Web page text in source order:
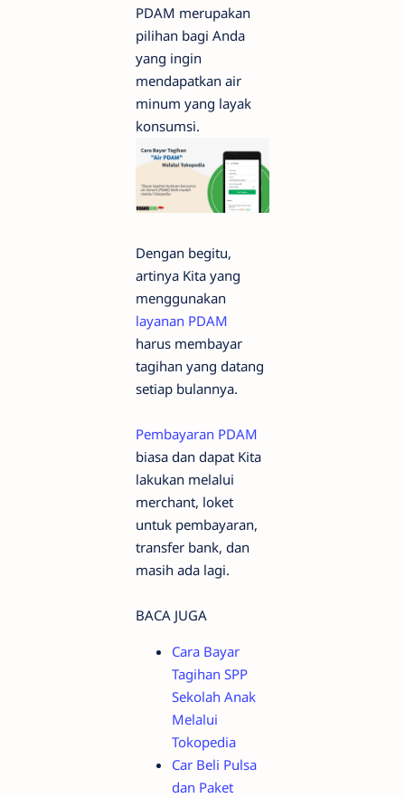
PDAM merupakan
pilihan bagi Anda
yang ingin
mendapatkan air
minum yang layak
konsumsi.
Dengan begitu,
artinya Kita yang
menggunakan
layanan PDAM
harus membayar
tagihan yang datang
setiap bulannya.
Pembayaran PDAM
biasa dan dapat Kita
lakukan melalui
merchant, loket
untuk pembayaran,
transfer bank, dan
masih ada lagi.
BACA JUGA
Cara Bayar
Tagihan SPP
Sekolah Anak
Melalui
Tokopedia
Car Beli Pulsa
dan Paket